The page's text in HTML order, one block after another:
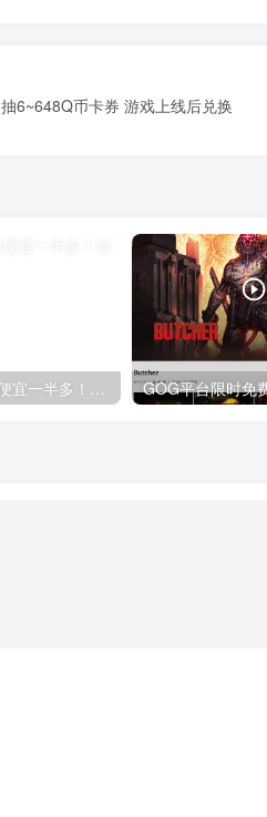
6~648Q币卡券 游戏上线后兑换